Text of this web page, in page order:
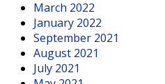
March 2022
January 2022
September 2021
August 2021
July 2021